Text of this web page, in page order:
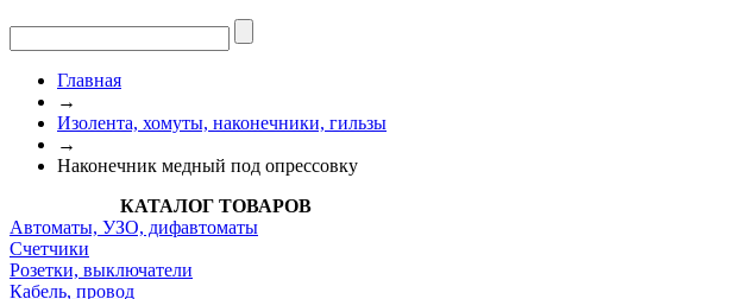
Главная
→
Изолента, хомуты, наконечники, гильзы
→
Наконечник медный под опрессовку
КАТАЛОГ ТОВАРОВ
Автоматы, УЗО, дифавтоматы
Счетчики
Розетки, выключатели
Кабель, провод